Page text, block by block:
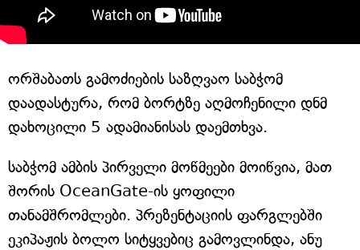
ორშაბათს გამოძიების საზღვაო საბჭომ
დაადასტურა, რომ ბორტზე აღმოჩენილი დნმ
დახოცილი 5 ადამიანისას დაემთხვა.
საბჭომ ამბის პირველი მოწმეები მოიწვია, მათ
შორის OceanGate-ის ყოფილი
თანამშრომლები. პრეზენტაციის ფარგლებში
ეკიპაჟის ბოლო სიტყვებიც გამოვლინდა, ანუ